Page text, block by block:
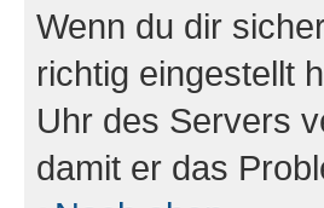
Wenn du dir
richtig eingestellt
Uhr des Servers
damit er das